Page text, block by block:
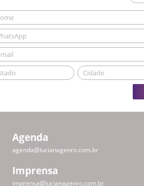
Agenda
agenda@lucianagenro.com.br
Imprensa
imprensa@lucianagenro.com.br